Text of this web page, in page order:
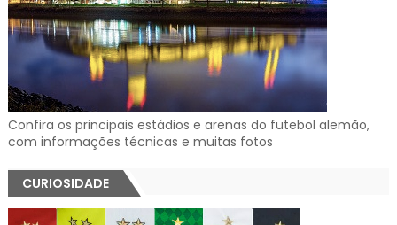
Confira os principais estádios e arenas do futebol alemão,
com informações técnicas e muitas fotos
CURIOSIDADE